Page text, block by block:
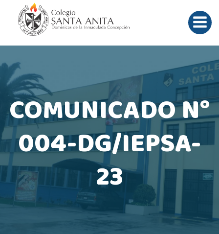
al
contenido
COMUNICADO N°
004-DG/IEPSA-
23